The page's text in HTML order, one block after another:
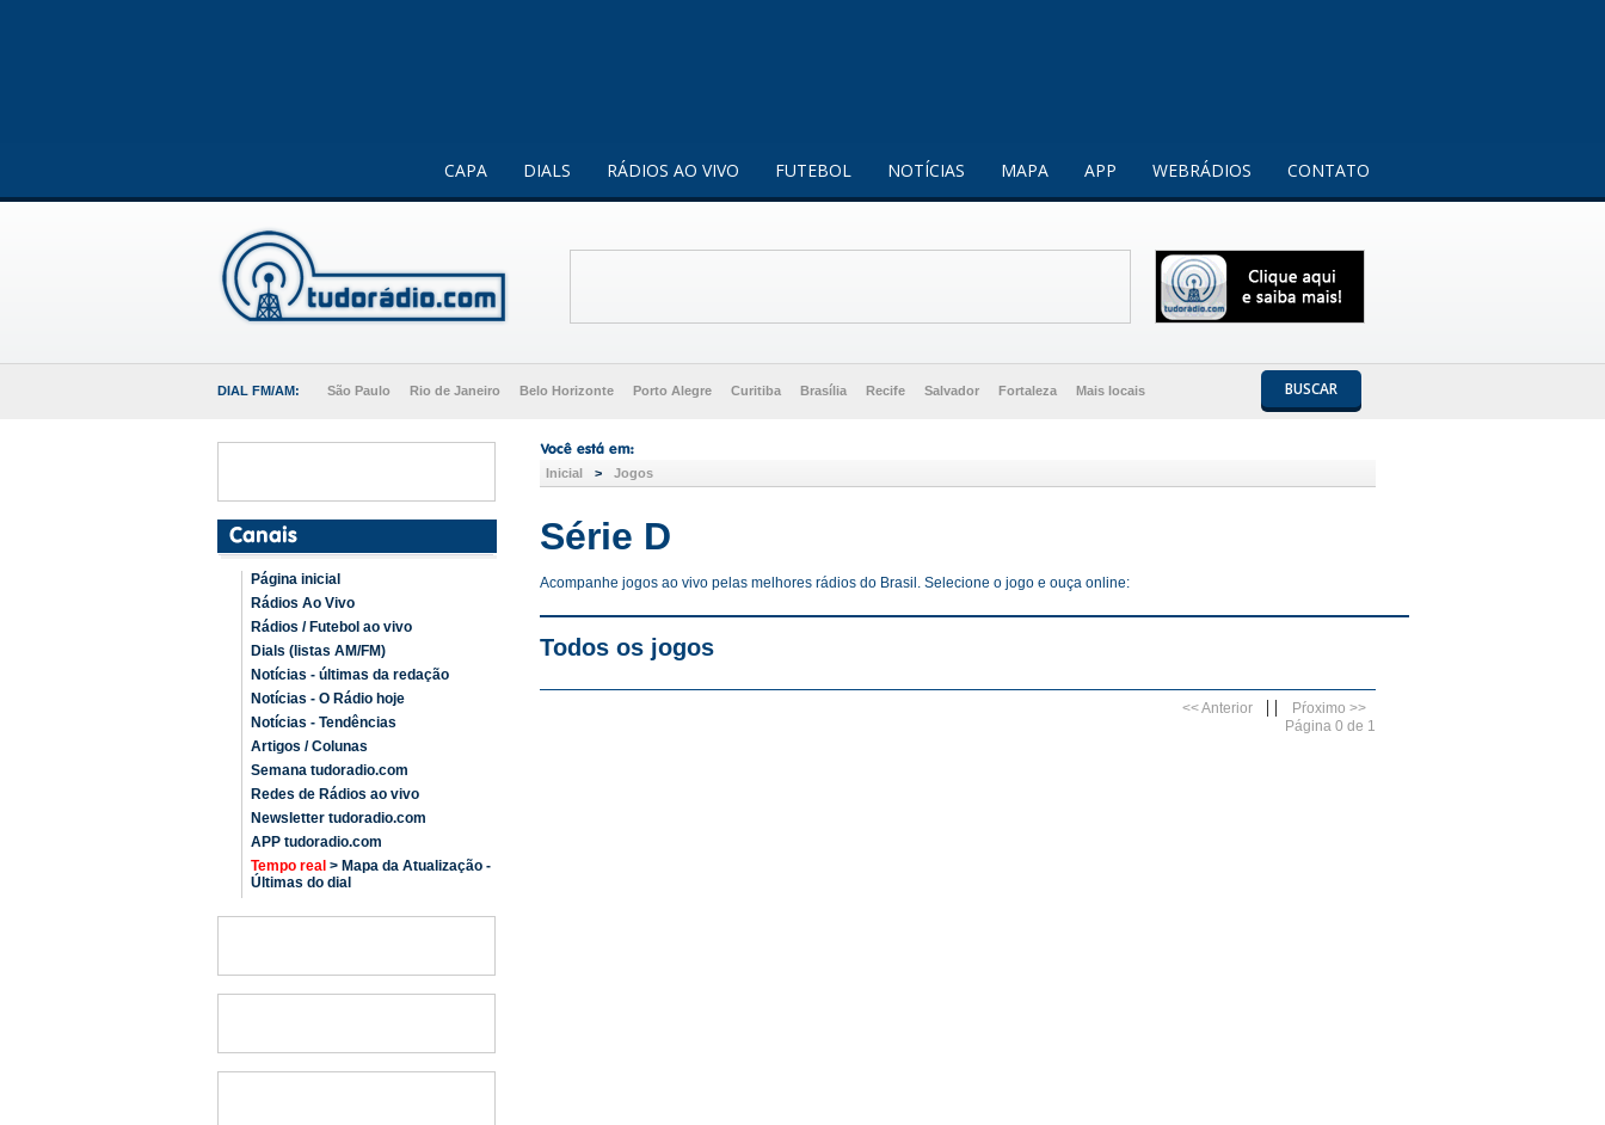
CAPA DIALS RÁDIOS AO VIVO FUTEBOL NOTÍCIAS MAPA APP WEBRÁDIOS CONTATO
DIAL FM/AM: São Paulo Rio de Janeiro Belo Horizonte Porto Alegre Curitiba Brasília Recife Salvador Fortaleza Mais locais BUSCAR
Página inicial
Rádios Ao Vivo
Rádios / Futebol ao vivo
Dials (listas AM/FM)
Notícias - últimas da redação
Notícias - O Rádio hoje
Notícias - Tendências
Artigos / Colunas
Semana tudoradio.com
Redes de Rádios ao vivo
Newsletter tudoradio.com
APP tudoradio.com
Tempo real > Mapa da Atualização -
Últimas do dial
Inicial > Jogos
Série D
Acompanhe jogos ao vivo pelas melhores rádios do Brasil. Selecione o jogo e ouça online:
Todos os jogos
<< Anterior | |
Pŕoximo >>
Página 0 de 1